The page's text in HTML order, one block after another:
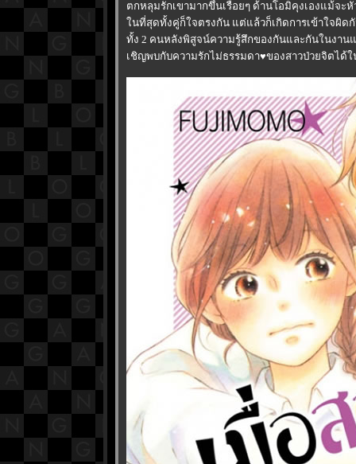
ตกหลุมรักเขามากขึ้นเรื่อยๆ ด้านโอมิคุงเองแม้จะ
นที่สุดทั้งคู่ก็ใจตรงกัน แต่แล้วก็เกิดการเข้าใจผิดกั
ทั้ง 2 คนหลังพิสูจน์ความรู้สึกของกันและกันในงาน
เชิญพบกับความรักไม่ธรรมดา♥ของสาวป่วยจิตได้ใ